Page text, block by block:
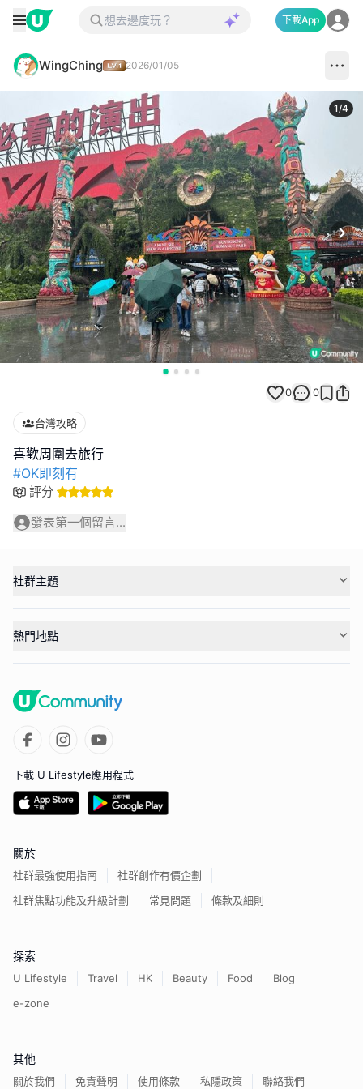
下載App
WingChing 2026/01/05
1/4
0 0
台灣攻略
#OK即刻有
評分
發表第一個留言...
社群主題
熱門地點
下載 U Lifestyle應用程式
關於
社群最強使用指南
社群創作有價企劃
社群焦點功能及升級計劃
常見問題 條款及細則
探索
U Lifestyle Travel HK Beauty Food
Blog
e-zone
其他
關於我們 免責聲明 使用條款 私隱政策 聯絡我們